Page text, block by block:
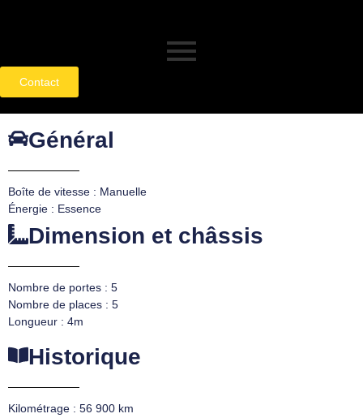
Contact
Général
Boîte de vitesse : Manuelle
Énergie : Essence
Dimension et châssis
Nombre de portes : 5
Nombre de places : 5
Longueur : 4m
Historique
Kilométrage : 56 900 km